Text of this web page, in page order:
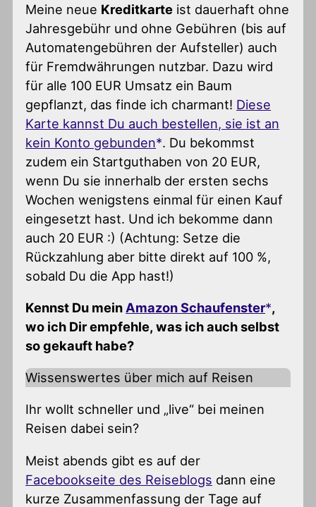
Meine neue Kreditkarte ist dauerhaft ohne
Jahresgebühr und ohne Gebühren (bis auf
Automatengebühren der Aufsteller) auch
für Fremdwährungen nutzbar. Dazu wird
für alle 100 EUR Umsatz ein Baum
gepflanzt, das finde ich charmant! Diese
Karte kannst Du auch bestellen, sie ist an
kein Konto gebunden . Du bekommst
zudem ein Startguthaben von 20 EUR,
wenn Du sie innerhalb der ersten sechs
Wochen wenigstens einmal für einen Kauf
eingesetzt hast. Und ich bekomme dann
auch 20 EUR :) (Achtung: Setze die
Rückzahlung aber bitte direkt auf 100 %,
sobald Du die App hast!)
Kennst Du mein Amazon Schaufenster ,
wo ich Dir empfehle, was ich auch selbst
so gekauft habe?
Wissenswertes über mich auf Reisen
Ihr wollt schneller und „live“ bei meinen
Reisen dabei sein?
Meist abends gibt es auf der
Facebookseite des Reiseblogs dann eine
kurze Zusammenfassung der Tage auf